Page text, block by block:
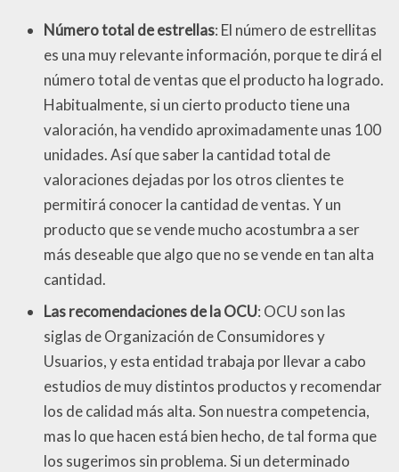
Número total de estrellas: El número de estrellitas
es una muy relevante información, porque te dirá el
número total de ventas que el producto ha logrado.
Habitualmente, si un cierto producto tiene una
valoración, ha vendido aproximadamente unas 100
unidades. Así que saber la cantidad total de
valoraciones dejadas por los otros clientes te
permitirá conocer la cantidad de ventas. Y un
producto que se vende mucho acostumbra a ser
más deseable que algo que no se vende en tan alta
cantidad.
Las recomendaciones de la OCU: OCU son las
siglas de Organización de Consumidores y
Usuarios, y esta entidad trabaja por llevar a cabo
estudios de muy distintos productos y recomendar
los de calidad más alta. Son nuestra competencia,
mas lo que hacen está bien hecho, de tal forma que
los sugerimos sin problema. Si un determinado